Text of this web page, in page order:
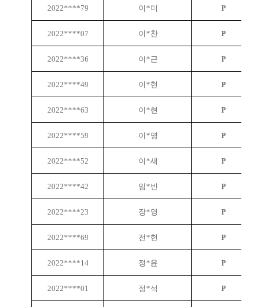
2022****79 이*미 P
2022****07 이*찬 P
2022****36 이*근 P
2022****49 이*현 P
2022****63 이*현 P
2022****59 이*영 P
2022****52 이*새 P
2022****42 임*빈 P
2022****23 장*영 P
2022****69 전*현 P
2022****14 정*윤 P
2022****01 정*석 P